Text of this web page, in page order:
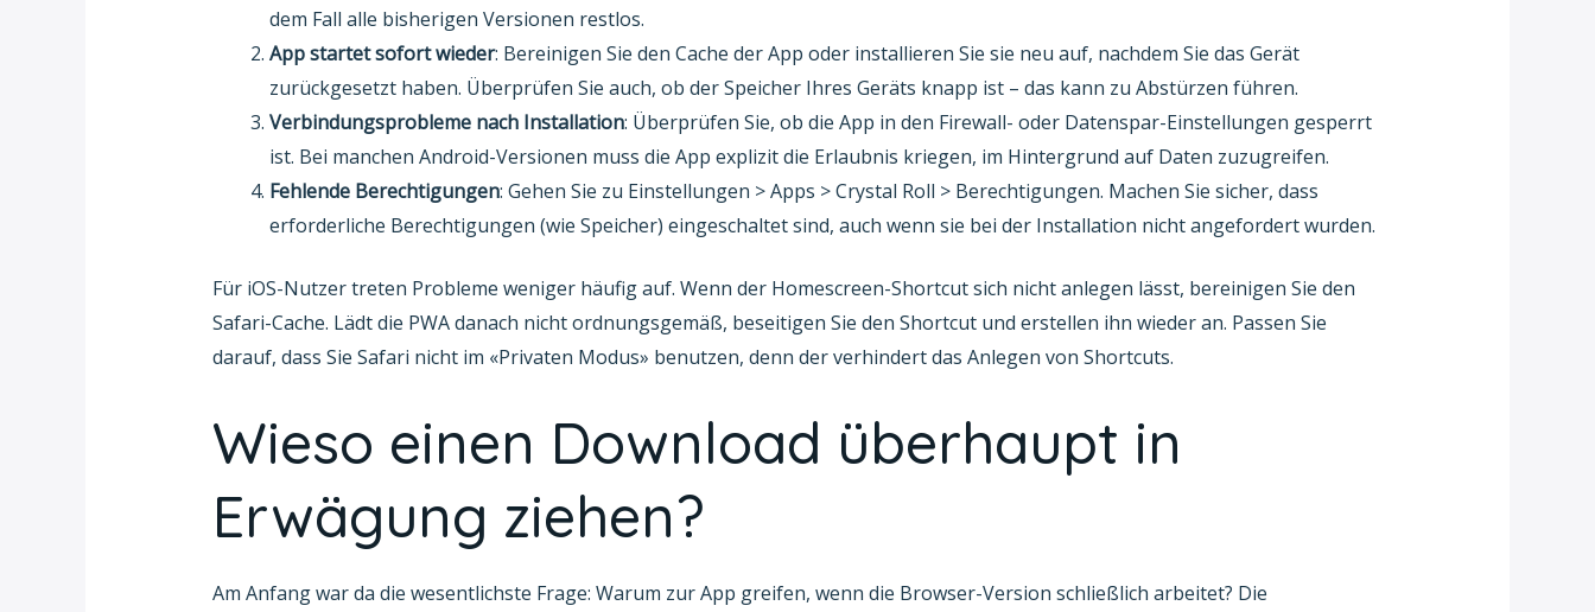
dem Fall alle bisherigen Versionen restlos.
App startet sofort wieder: Bereinigen Sie den Cache der App oder installieren Sie sie neu auf, nachdem Sie das Gerät
zurückgesetzt haben. Überprüfen Sie auch, ob der Speicher Ihres Geräts knapp ist – das kann zu Abstürzen führen.
Verbindungsprobleme nach Installation: Überprüfen Sie, ob die App in den Firewall- oder Datenspar-Einstellungen gesperrt
ist. Bei manchen Android-Versionen muss die App explizit die Erlaubnis kriegen, im Hintergrund auf Daten zuzugreifen.
Fehlende Berechtigungen: Gehen Sie zu Einstellungen > Apps > Crystal Roll > Berechtigungen. Machen Sie sicher, dass
erforderliche Berechtigungen (wie Speicher) eingeschaltet sind, auch wenn sie bei der Installation nicht angefordert wurden.
Für iOS-Nutzer treten Probleme weniger häufig auf. Wenn der Homescreen-Shortcut sich nicht anlegen lässt, bereinigen Sie den
Safari-Cache. Lädt die PWA danach nicht ordnungsgemäß, beseitigen Sie den Shortcut und erstellen ihn wieder an. Passen Sie
darauf, dass Sie Safari nicht im «Privaten Modus» benutzen, denn der verhindert das Anlegen von Shortcuts.
Wieso einen Download überhaupt in
Erwägung ziehen?
Am Anfang war da die wesentlichste Frage: Warum zur App greifen, wenn die Browser-Version schließlich arbeitet? Die